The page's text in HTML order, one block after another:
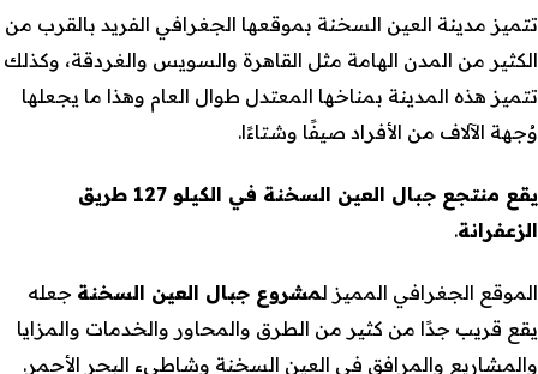
تتميز مدينة العين السخنة بموقعها الجغرافي الفريد بالقرب من
الكثير من المدن الهامة مثل القاهرة والسويس والغردقة، وكذلك
تتميز هذه المدينة بمناخها المعتدل طوال العام وهذا ما يجعلها
وُجهة الآلاف من الأفراد صيفًا وشتاءًا.
يقع منتجع جبال العين السخنة في الكيلو 127 طريق
الزعفرانة.
الموقع الجغرافي المميز لمشروع جبال العين السخنة جعله
يقع قريب جدًا من كثير من الطرق والمحاور والخدمات والمزايا
والمشاريع والمرافق في العين السخنة وشاطيء البحر الأحمر.